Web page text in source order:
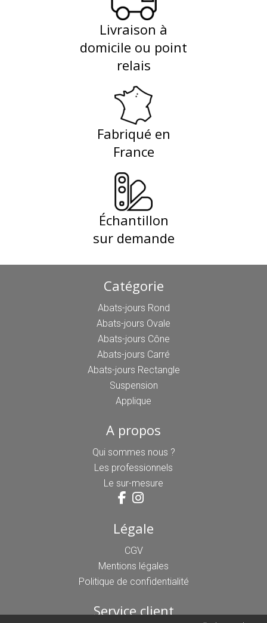
Livraison à
domicile ou point
relais
Fabriqué en
France
Échantillon
sur demande
Catégorie
Abats-jours Rond
Abats-jours Ovale
Abats-jours Cône
Abats-jours Carré
Abats-jours Rectangle
Suspension
Applique
A propos
Qui sommes nous ?
Les professionnels
Le sur-mesure
Légale
CGV
Mentions légales
Politique de confidentialité
Service client